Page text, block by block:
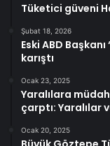
Tüketici güveni
Şubat 18, 2026
Eski ABD
karıştı
Ocak 23, 2025
Yaralılara
çarptı: Yaralılar
Ocak 20, 2025